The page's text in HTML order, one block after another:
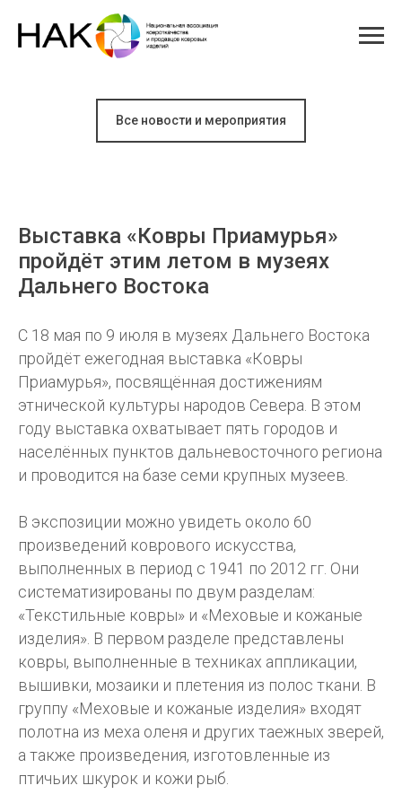
Все новости и мероприятия
Выставка «‎Ковры Приамурья»
пройдёт этим летом в музеях
Дальнего Востока
С 18 мая по 9 июля в музеях Дальнего Востока
пройдёт ежегодная выставка «‎Ковры
Приамурья», посвящённая достижениям
этнической культуры народов Севера. В этом
году выставка охватывает пять городов и
населённых пунктов дальневосточного региона
и проводится на базе семи крупных музеев.
В экспозиции можно увидеть около 60
произведений коврового искусства,
выполненных в период с 1941 по 2012 гг. Они
систематизированы по двум разделам:
«Текстильные ковры» и «Меховые и кожаные
изделия». В первом разделе представлены
ковры, выполненные в техниках аппликации,
вышивки, мозаики и плетения из полос ткани. В
группу «Меховые и кожаные изделия» входят
полотна из меха оленя и других таежных зверей,
а также произведения, изготовленные из
птичьих шкурок и кожи рыб.